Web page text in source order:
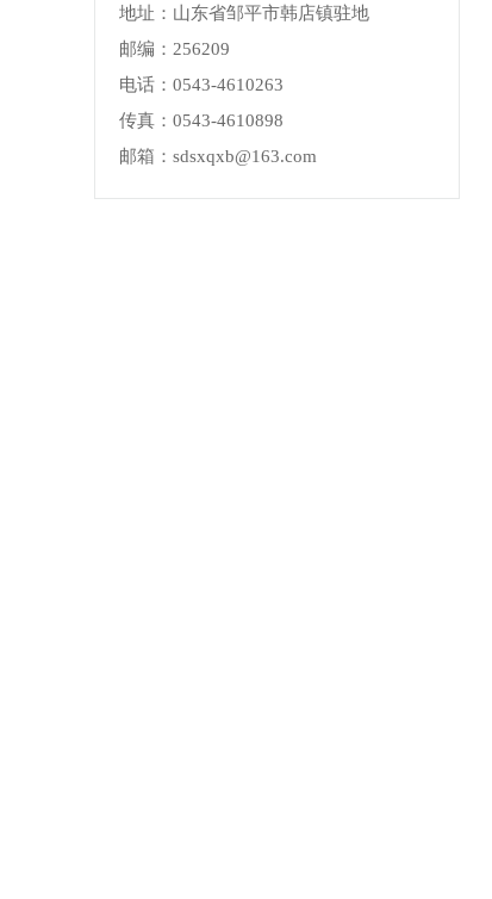
地址：山东省邹平市韩店镇驻地
邮编：256209
电话：0543-4610263
传真：0543-4610898
邮箱：sdsxqxb@163.com